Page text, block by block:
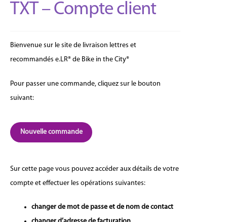
TXT – Compte client
Bienvenue sur le site de livraison lettres et
recommandés e.LR® de Bike in the City®
Pour passer une commande, cliquez sur le bouton
suivant:
Nouvelle commande
Sur cette page vous pouvez accéder aux détails de votre
compte et effectuer les opérations suivantes:
changer de mot de passe et de nom de contact